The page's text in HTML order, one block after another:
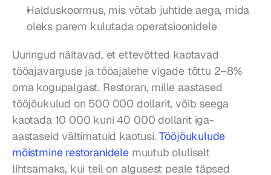
Halduskoormus, mis võtab juhtide aega, mida
oleks parem kulutada operatsioonidele
Uuringud näitavad, et ettevõtted kaotavad
tööajavarguse ja tööajalehe vigade tõttu 2–8%
oma kogupalgast. Restoran, mille aastased
tööjõukulud on 500 000 dollarit, võib seega
kaotada 10 000 kuni 40 000 dollarit iga-
aastaseid vältimatuid kaotusi. Tööjõukulude
mõistmine restoranidele muutub oluliselt
lihtsamaks, kui teil on algusest peale täpsed